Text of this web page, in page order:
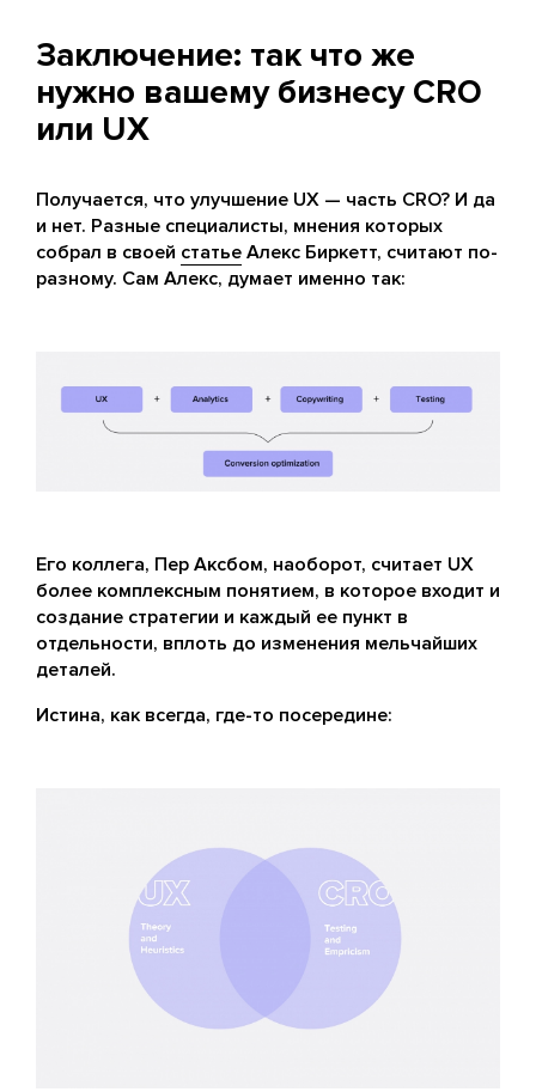
Заключение: так что же
нужно вашему бизнесу CRO
или UX
Получается, что улучшение UX — часть CRO? И да
и нет. Разные специалисты, мнения которых
собрал в своей статье Алекс Биркетт, считают по-
разному. Сам Алекс, думает именно так:
Его коллега, Пер Аксбом, наоборот, считает UX
более комплексным понятием, в которое входит и
создание стратегии и каждый ее пункт в
отдельности, вплоть до изменения мельчайших
деталей.
Истина, как всегда, где-то посередине: